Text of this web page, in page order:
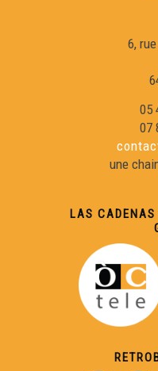
Eric Fraj 02
Sylvain Roux :
Eric Fraj :
Gargamas (1)
En Gaouach :
6,
05
07
une
LAS